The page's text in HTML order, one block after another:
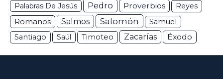
Palabras De Jesús Pedro Proverbios Reyes
Romanos Salmos Salomón
Samuel
Santiago
Saúl Timoteo Zacarías Éxodo